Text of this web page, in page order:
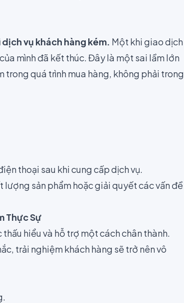
vụ khách hàng kém. Một khi giao dịch
mình đã kết thúc. Đây là một sai lầm lớn
trong quá trình mua hàng, không phải trong
thoại sau khi cung cấp dịch vụ.
sản phẩm hoặc giải quyết các vấn đề
Thực Sự
hiểu và hỗ trợ một cách chân thành.
trải nghiệm khách hàng sẽ trở nên vô